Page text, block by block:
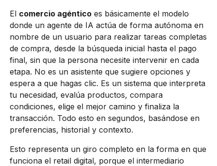
El comercio agéntico es básicamente el modelo
donde un agente de IA actúa de forma autónoma en
nombre de un usuario para realizar tareas completas
de compra, desde la búsqueda inicial hasta el pago
final, sin que la persona necesite intervenir en cada
etapa. No es un asistente que sugiere opciones y
espera a que hagas clic. Es un sistema que interpreta
tu necesidad, evalúa productos, compara
condiciones, elige el mejor camino y finaliza la
transacción. Todo esto en segundos, basándose en
preferencias, historial y contexto.
Esto representa un giro completo en la forma en que
funciona el retail digital, porque el intermediario